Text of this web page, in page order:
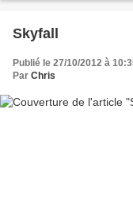
Skyfall
Publié le 27/10/2012 à
Par Chris